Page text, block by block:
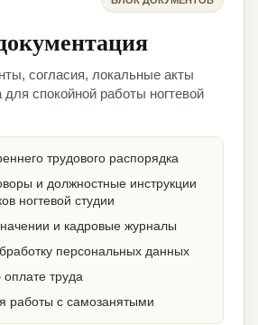
согласия, локальные акты
для спокойной работы ногтевой
трудового распорядка
и должностные инструкции
ногтевой студии
и кадровые журналы
персональных данных
труда
работы с самозанятыми